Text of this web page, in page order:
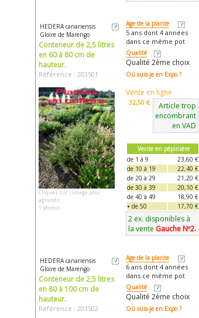
HEDERA canariensis
Gloire de Marengo
Conteneur de 2,5 litres
en 60 à 80 cm de
hauteur.
Référence : 203501
Age de la plante
5 ans dont 4 années
dans ce même pot
Qualité
Qualité 2ème choix
Où suis-je en Expo ?
Cliquez sur l'image pour
agrandir
1 photos
Vente en ligne
32,50 €
Article trop
encombrant
en VAD
Vente en pépinière
de 1 à 9
23,60 €
de 10 à 19
22,40 €
de 20 à 29
21,20 €
de 30 à 39
20,10 €
de 40 à 49
18,90 €
+ de 50
17,70 €
2 ex. disponibles à
la vente Gauche Nº2.
HEDERA canariensis
Gloire de Marengo
Conteneur de 2,5 litres
en 80 à 100 cm de
hauteur.
Référence : 203502
Age de la plante
6 ans dont 4 années
dans ce même pot
Qualité
Qualité 2ème choix
Où suis-je en Expo ?